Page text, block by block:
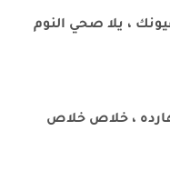
، يلا صحي النوم
، خلاص خلاص